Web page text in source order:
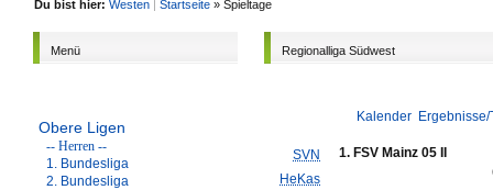
Du bist hier: Westen | Startseite » Spieltage
Menü
Obere Ligen
-- Herren --
1. Bundesliga
2. Bundesliga
Regionalliga Südwest
Kalender
SVN
HeKas
1. FSV Mainz 05 II